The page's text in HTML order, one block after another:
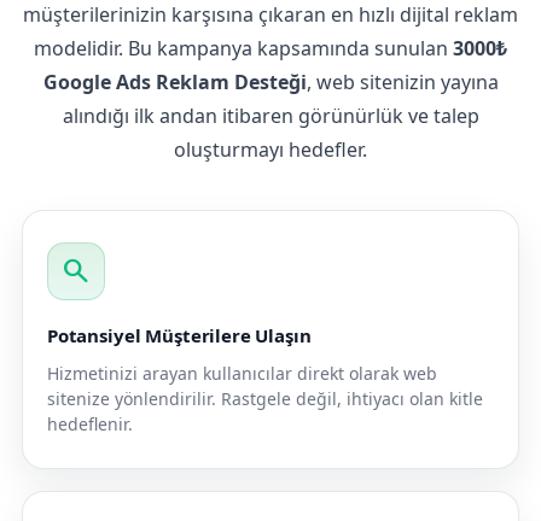
müşterilerinizin karşısına çıkaran en hızlı dijital reklam
modelidir. Bu kampanya kapsamında sunulan 3000₺
Google Ads Reklam Desteği, web sitenizin yayına
alındığı ilk andan itibaren görünürlük ve talep
oluşturmayı hedefler.
search
Potansiyel Müşterilere Ulaşın
Hizmetinizi arayan kullanıcılar direkt olarak web
sitenize yönlendirilir. Rastgele değil, ihtiyacı olan kitle
hedeflenir.